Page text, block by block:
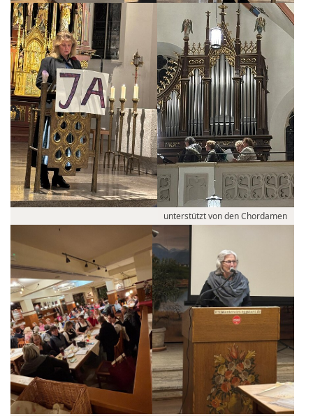
unterstützt von den Chordamen